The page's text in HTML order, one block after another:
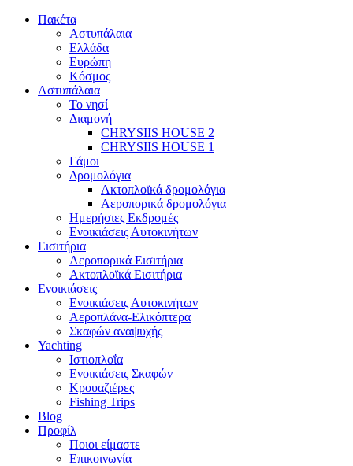
Πακέτα
Αστυπάλαια
Ελλάδα
Ευρώπη
Κόσμος
Αστυπάλαια
Το νησί
Διαμονή
CHRYSIIS HOUSE 2
CHRYSIIS HOUSE 1
Γάμοι
Δρομολόγια
Ακτοπλοϊκά δρομολόγια
Αεροπορικά δρομολόγια
Ημερήσιες Εκδρομές
Ενοικιάσεις Αυτοκινήτων
Εισιτήρια
Αεροπορικά Εισιτήρια
Ακτοπλοϊκά Εισιτήρια
Ενοικιάσεις
Ενοικιάσεις Αυτοκινήτων
Αεροπλάνα-Ελικόπτερα
Σκαφών αναψυχής
Yachting
Ιστιοπλοΐα
Ενοικιάσεις Σκαφών
Κρουαζιέρες
Fishing Trips
Blog
Προφίλ
Ποιοι είμαστε
Επικοινωνία